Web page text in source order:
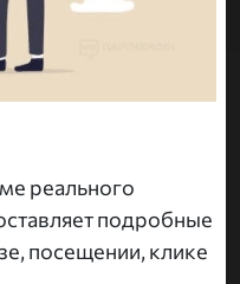
реального
подробные
посещении, клике